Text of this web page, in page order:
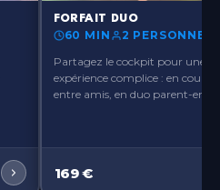
?>
FORFAIT DUO
60 MIN
2 PERSONNES
Partagez le cockpit pour une
expérience complice : en couple,
entre amis, en duo parent-
169€